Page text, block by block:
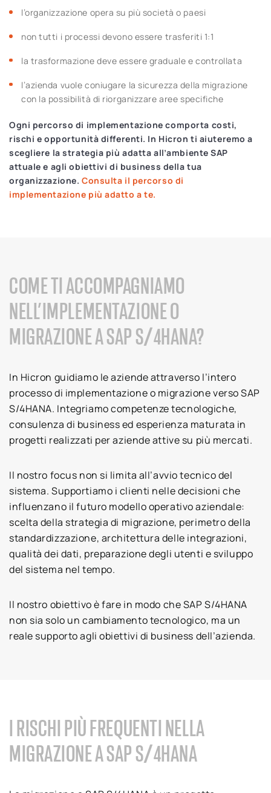
l’organizzazione opera su più società o paesi
non tutti i processi devono essere trasferiti 1:1
la trasformazione deve essere graduale e controllata
l’azienda vuole coniugare la sicurezza della migrazione
con la possibilità di riorganizzare aree specifiche
Ogni percorso di implementazione comporta costi,
rischi e opportunità differenti. In Hicron ti aiuteremo a
scegliere la strategia più adatta all’ambiente SAP
attuale e agli obiettivi di business della tua
organizzazione. Consulta il percorso di
implementazione più adatto a te.
COME TI ACCOMPAGNIAMO
NELL’IMPLEMENTAZIONE O
MIGRAZIONE A SAP S/4HANA?
In Hicron guidiamo le aziende attraverso l’intero
processo di implementazione o migrazione verso SAP
S/4HANA. Integriamo competenze tecnologiche,
consulenza di business ed esperienza maturata in
progetti realizzati per aziende attive su più mercati.
Il nostro focus non si limita all’avvio tecnico del
sistema. Supportiamo i clienti nelle decisioni che
influenzano il futuro modello operativo aziendale:
scelta della strategia di migrazione, perimetro della
standardizzazione, architettura delle integrazioni,
qualità dei dati, preparazione degli utenti e sviluppo
del sistema nel tempo.
Il nostro obiettivo è fare in modo che SAP S/4HANA
non sia solo un cambiamento tecnologico, ma un
reale supporto agli obiettivi di business dell’azienda.
I RISCHI PIÙ FREQUENTI NELLA
MIGRAZIONE A SAP S/4HANA